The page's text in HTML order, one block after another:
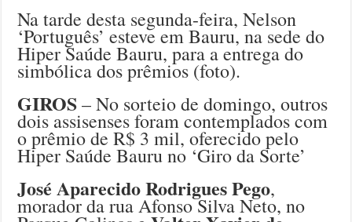
Na tarde desta segunda-feira, Nelson
‘Português’ esteve em Bauru, na sede do
Hiper Saúde Bauru, para a entrega do
simbólica dos prêmios (foto).
GIROS– No sorteio de domingo, outros
dois assisenses foram contemplados com
o prêmio de R$ 3 mil, oferecido pelo
Hiper Saúde Bauru no ‘Giro da Sorte’
José Aparecido Rodrigues Pego,
morador da rua Afonso Silva Neto, no